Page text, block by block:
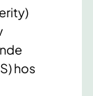
hos